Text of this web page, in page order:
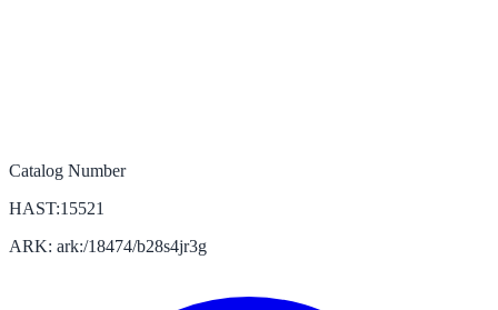
Catalog Number
HAST:15521
ARK: ark:/18474/b28s4jr3g